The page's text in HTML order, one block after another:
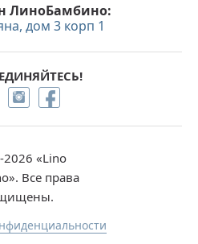
ЛиноБамбино:
дом 3 корп 1
2026 «Lino
Все права